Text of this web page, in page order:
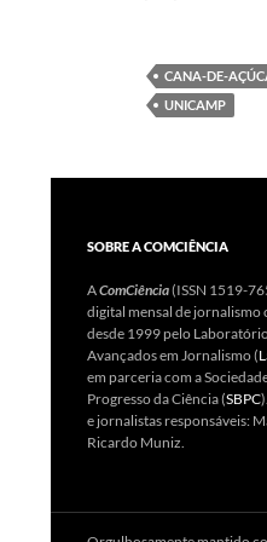
CANA-DE-
UNICAMP
SOBRE A COMCIÊNCIA
AComCiência(ISSN 1519-
digital mensal de
desde 1999 pelo
Avançados em Jornalismo (
em parceria com a
Progresso da Ciência (SBPC
e jornalistas responsáveis:
Ricardo Muniz.